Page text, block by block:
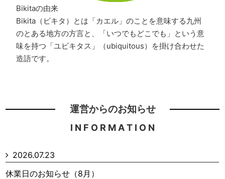
Bikitaの由来
Bikita（ビキタ）とは「カエル」のことを意味する九州
のとある地方の方言と、「いつでもどこでも」という意
味を持つ「ユビキタス」（ubiquitous）を掛け合わせた
造語です。
運営からのお知らせ
I N F O R M A T I O N
2026.07.23
休業日のお知らせ（8月）